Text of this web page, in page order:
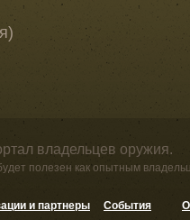
владельцев оружия.
полезен как опытным
и партнеры
События